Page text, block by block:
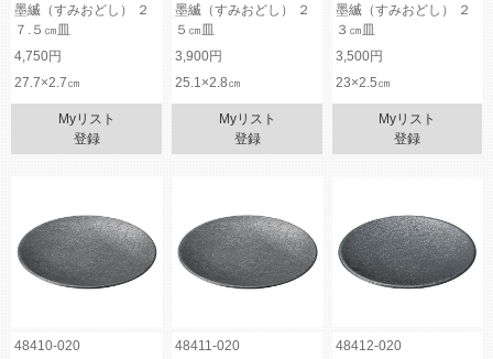
墨縅（すみおどし） ２
７.５㎝皿
墨縅（すみおどし） ２
５㎝皿
墨縅（すみおどし） ２
３㎝皿
4,750円
3,900円
3,500円
27.7×2.7㎝
25.1×2.8㎝ 23×2.5㎝
Myリスト
登録
Myリスト
登録
Myリスト
登録
48410-020 48411-020
48412-020